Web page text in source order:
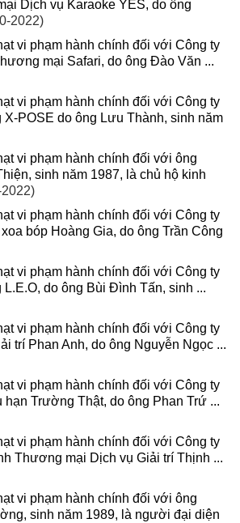
Dịch vụ Karaoke YES, do ông
2022)
vi phạm hành chính đối với Công ty
mại Safari, do ông Đào Văn ...
vi phạm hành chính đối với Công ty
X-POSE do ông Lưu Thành, sinh năm
vi phạm hành chính đối với ông
sinh năm 1987, là chủ hộ kinh
vi phạm hành chính đối với Công ty
bóp Hoàng Gia, do ông Trần Công
vi phạm hành chính đối với Công ty
do ông Bùi Đình Tấn, sinh ...
vi phạm hành chính đối với Công ty
trí Phan Anh, do ông Nguyễn Ngọc ...
vi phạm hành chính đối với Công ty
hạn Trường Thật, do ông Phan Trứ ...
vi phạm hành chính đối với Công ty
Thương mại Dịch vụ Giải trí Thịnh ...
vi phạm hành chính đối với ông
sinh năm 1989, là người đại diện